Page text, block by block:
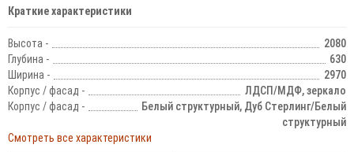
Краткие характеристики
Высота -
2080
Глубина -
630
Ширина -
2970
Корпус / фасад -
ЛДСП/МДФ, зеркало
Корпус / фасад -
Белый структурный, Дуб Стерлинг/Белый
структурный
Смотреть все характеристики